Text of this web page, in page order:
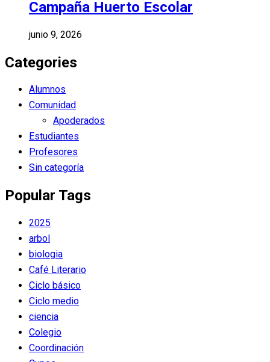
Campaña Huerto Escolar
junio 9, 2026
Categories
Alumnos
Comunidad
Apoderados
Estudiantes
Profesores
Sin categoría
Popular Tags
2025
arbol
biologia
Café Literario
Ciclo básico
Ciclo medio
ciencia
Colegio
Coordinación